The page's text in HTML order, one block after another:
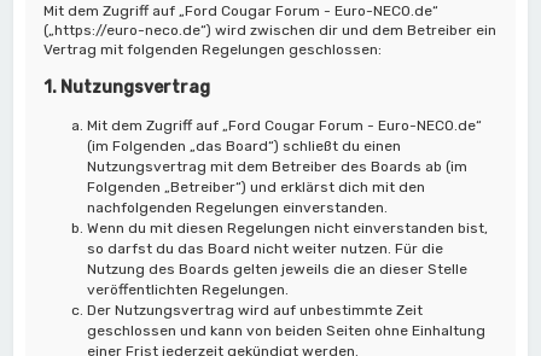
Mit dem Zugriff auf „Ford Cougar Forum - Euro-NECO.de“
(„https://euro-neco.de“) wird zwischen dir und dem Betreiber ein
Vertrag mit folgenden Regelungen geschlossen:
1. Nutzungsvertrag
Mit dem Zugriff auf „Ford Cougar Forum - Euro-NECO.de“
(im Folgenden „das Board“) schließt du einen
Nutzungsvertrag mit dem Betreiber des Boards ab (im
Folgenden „Betreiber“) und erklärst dich mit den
nachfolgenden Regelungen einverstanden.
Wenn du mit diesen Regelungen nicht einverstanden bist,
so darfst du das Board nicht weiter nutzen. Für die
Nutzung des Boards gelten jeweils die an dieser Stelle
veröffentlichten Regelungen.
Der Nutzungsvertrag wird auf unbestimmte Zeit
geschlossen und kann von beiden Seiten ohne Einhaltung
einer Frist jederzeit gekündigt werden.